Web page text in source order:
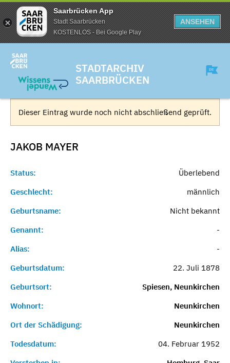
Saarbrücken App
Stadt Saarbrücken
KOSTENLOS - Bei Google Play
ANSEHEN
STADTARCHIV
SAARBRÜCKEN
Dieser Eintrag wurde noch nicht abschließend geprüft.
JAKOB MAYER
Status:
Überlebend
Geschlecht:
männlich
Geburtsname:
Nicht bekannt
Genannt:
-
Alias:
-
Geburtsdatum:
22. Juli 1878
Geburtsort:
Spiesen, Neunkirchen
Wohnort:
Neunkirchen
Ort der Schädigung:
Neunkirchen
Todesdatum:
04. Februar 1952